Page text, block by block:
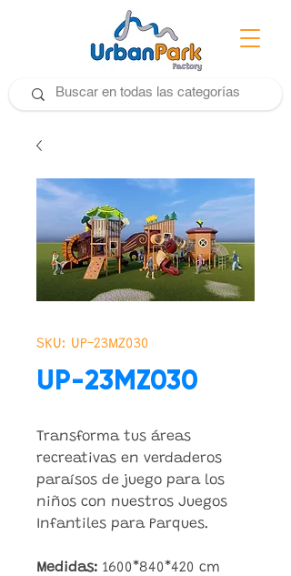
SKU: UP-23MZ030
UP-23MZ030
Transforma tus áreas
recreativas en verdaderos
paraísos de juego para los
niños con nuestros Juegos
Infantiles para Parques.
Medidas: 1600*840*420 cm